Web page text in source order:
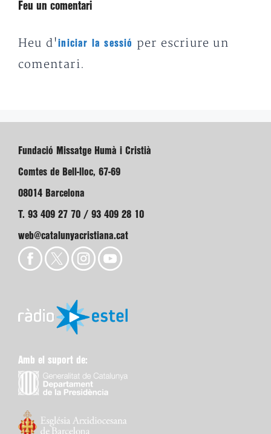
Feu un comentari
Heu d'iniciar la sessió
per escriure un
comentari.
Fundació Missatge Humà i Cristià
Comtes de Bell-lloc, 67-69
08014 Barcelona
T. 93 409 27 70 / 93 409 28 10
web@catalunyacristiana.cat
Amb el suport de: